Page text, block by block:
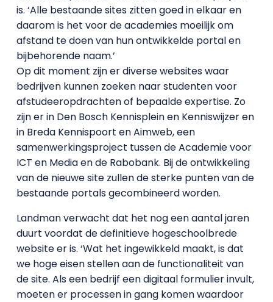
is. ‘Alle bestaande sites zitten goed in elkaar en
daarom is het voor de academies moeilijk om
afstand te doen van hun ontwikkelde portal en
bijbehorende naam.’
Op dit moment zijn er diverse websites waar
bedrijven kunnen zoeken naar studenten voor
afstudeeropdrachten of bepaalde expertise. Zo
zijn er in Den Bosch Kennisplein en Kenniswijzer en
in Breda Kennispoort en Aimweb, een
samenwerkingsproject tussen de Academie voor
ICT en Media en de Rabobank. Bij de ontwikkeling
van de nieuwe site zullen de sterke punten van de
bestaande portals gecombineerd worden.
Landman verwacht dat het nog een aantal jaren
duurt voordat de definitieve hogeschoolbrede
website er is. ‘Wat het ingewikkeld maakt, is dat
we hoge eisen stellen aan de functionaliteit van
de site. Als een bedrijf een digitaal formulier invult,
moeten er processen in gang komen waardoor